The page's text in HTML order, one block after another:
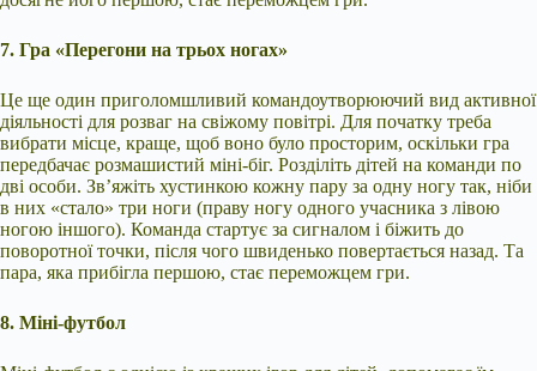
7. Гра «Перегони на трьох ногах»
Це ще один приголомшливий командоутворюючий вид активної
діяльності для розваг на свіжому повітрі. Для початку треба
вибрати місце, краще, щоб воно було просторим, оскільки гра
передбачає розмашистий міні-біг. Розділіть дітей на команди по
дві особи. Зв’яжіть хустинкою кожну пару за одну ногу так, ніби
в них «стало» три ноги (праву ногу одного учасника з лівою
ногою іншого). Команда стартує за сигналом і біжить до
поворотної точки, після чого швиденько повертається назад. Та
пара, яка прибігла першою, стає переможцем гри.
8. Міні-футбол